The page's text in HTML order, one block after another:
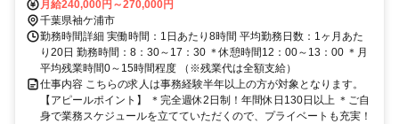
月給240,000円～270,000円
千葉県袖ケ浦市
勤務時間詳細 実働時間：1日あたり8時間 平均勤務日数：1ヶ月あた
り20日 勤務時間：8：30～17：30 ＊休憩時間12：00～13：00 ＊月
平均残業時間0～15時間程度 （※残業代は全額支給）
仕事内容 こちらの求人は事務経験半年以上の方が対象となります。
【アピールポイント】 ＊完全週休2日制！年間休日130日以上 ＊ご自
身で業務スケジュールを立てていただくので、プライベートも充実！